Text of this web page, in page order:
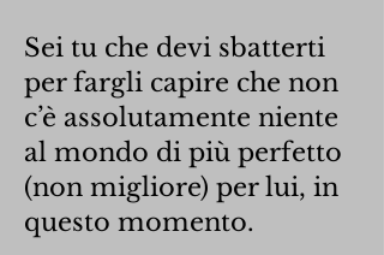
Sei tu che devi sbatterti
per fargli capire che non
c’è assolutamente niente
al mondo di più perfetto
(non migliore) per lui, in
questo momento.